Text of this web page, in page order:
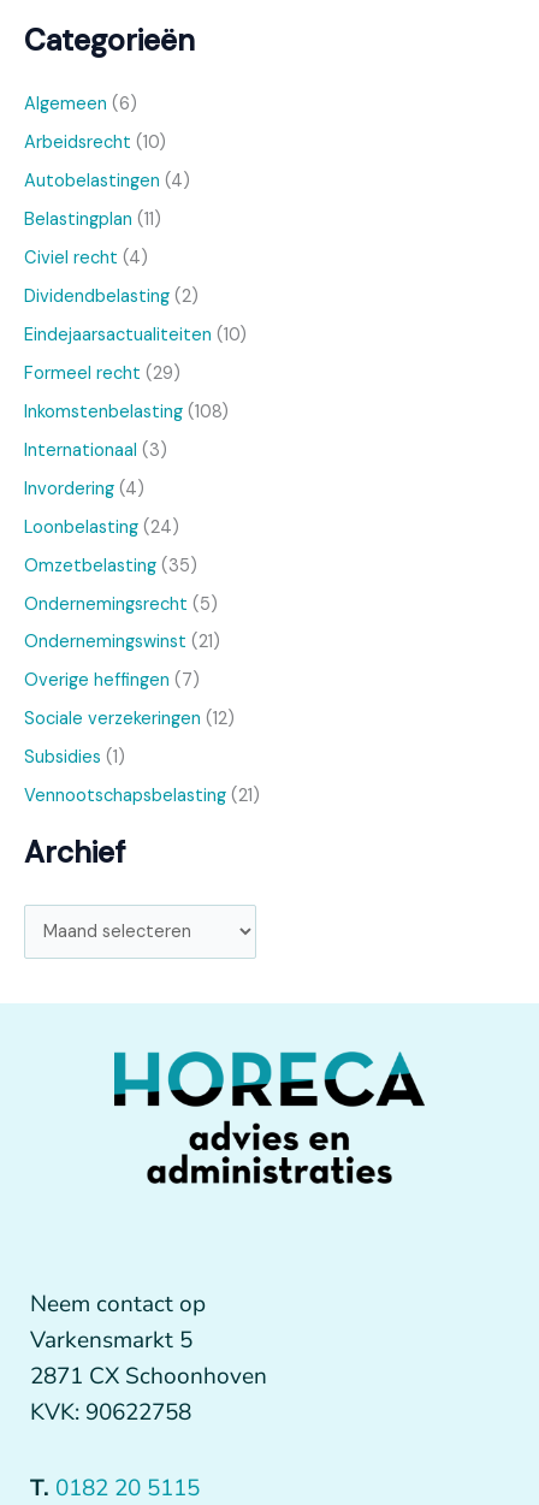
Categorieën
Algemeen (6)
Arbeidsrecht (10)
Autobelastingen (4)
Belastingplan (11)
Civiel recht (4)
Dividendbelasting (2)
Eindejaarsactualiteiten (10)
Formeel recht (29)
Inkomstenbelasting (108)
Internationaal (3)
Invordering (4)
Loonbelasting (24)
Omzetbelasting (35)
Ondernemingsrecht (5)
Ondernemingswinst (21)
Overige heffingen (7)
Sociale verzekeringen (12)
Subsidies (1)
Vennootschapsbelasting (21)
Archief
Neem contact op
Varkensmarkt 5
2871 CX Schoonhoven
KVK: 90622758
T. 0182 20 5115